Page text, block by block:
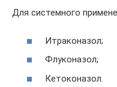
Для системного
Итраконазол;
Флуконазол;
Кетоконазол.